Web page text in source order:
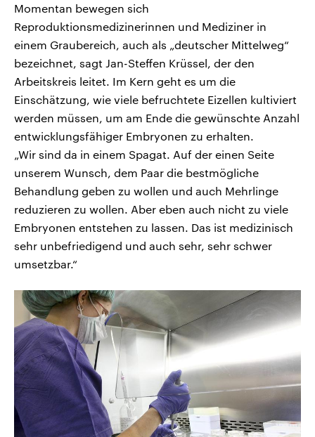
Momentan bewegen sich
Reproduktionsmedizinerinnen und Mediziner in
einem Graubereich, auch als „deutscher Mittelweg“
bezeichnet, sagt Jan-Steffen Krüssel, der den
Arbeitskreis leitet. Im Kern geht es um die
Einschätzung, wie viele befruchtete Eizellen kultiviert
werden müssen, um am Ende die gewünschte Anzahl
entwicklungsfähiger Embryonen zu erhalten.
„Wir sind da in einem Spagat. Auf der einen Seite
unserem Wunsch, dem Paar die bestmögliche
Behandlung geben zu wollen und auch Mehrlinge
reduzieren zu wollen. Aber eben auch nicht zu viele
Embryonen entstehen zu lassen. Das ist medizinisch
sehr unbefriedigend und auch sehr, sehr schwer
umsetzbar.“